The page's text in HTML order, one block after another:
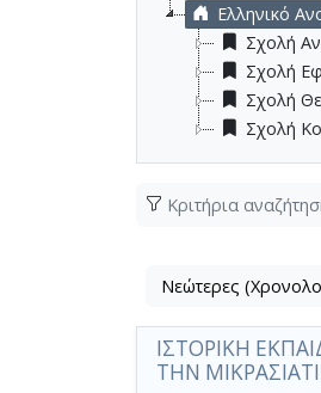
Ελληνικό
Σχολή
Σχολή
Σχολή
Σχολή
Κριτήρια
Βρέθηκαν
αποτελέσματα
Λίστα
τα
αποτελέσματα
αναζήτησης:
Νεώτερες
ΙΣΤΟΡΙΚΗ
ΤΗΝ